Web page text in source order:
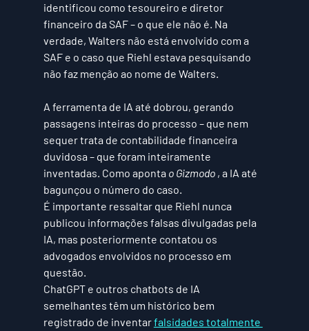
identificou como tesoureiro e diretor
financeiro da SAF – o que ele não é. Na
verdade, Walters não está envolvido com a
SAF e o caso que Riehl estava pesquisando
não faz menção ao nome de Walters.
A ferramenta de IA até dobrou, gerando
passagens inteiras do processo – que nem
sequer trata de contabilidade financeira
duvidosa – que foram inteiramente
inventadas. Como aponta o Gizmodo , a IA até
bagunçou o número do caso.
É importante ressaltar que Riehl nunca
publicou informações falsas divulgadas pela
IA, mas posteriormente contatou os
advogados envolvidos no processo em
questão.
ChatGPT e outros chatbots de IA
semelhantes têm um histórico bem
registrado de inventar falsidades totalmente